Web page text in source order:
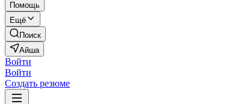
Помощь
Ещё
Поиск
Айша
Войти
Войти
Создать резюме